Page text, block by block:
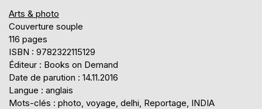
Arts & photo
Couverture souple
116 pages
ISBN : 9782322115129
Éditeur : Books on Demand
Date de parution : 14.11.2016
Langue : anglais
Mots-clés : photo, voyage, delhi, Reportage, INDIA